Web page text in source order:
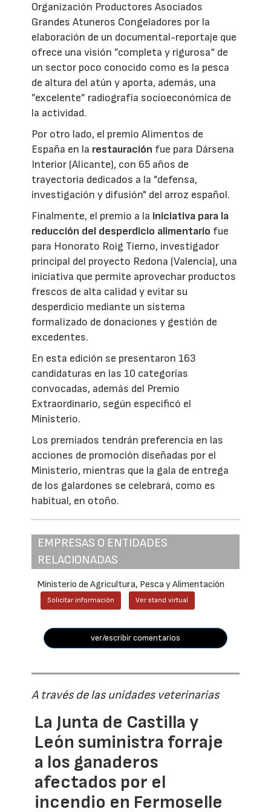
Organización Productores Asociados
Grandes Atuneros Congeladores por la
elaboración de un documental-reportaje que
ofrece una visión ”completa y rigurosa“ de
un sector poco conocido como es la pesca
de altura del atún y aporta, además, una
”excelente” radiografía socioeconómica de
la actividad.
Por otro lado, el premio Alimentos de
España en la restauración fue para Dársena
Interior (Alicante), con 65 años de
trayectoria dedicados a la "defensa,
investigación y difusión" del arroz español.
Finalmente, el premio a la iniciativa para la
reducción del desperdicio alimentario fue
para Honorato Roig Tierno, investigador
principal del proyecto Redona (Valencia), una
iniciativa que permite aprovechar productos
frescos de alta calidad y evitar su
desperdicio mediante un sistema
formalizado de donaciones y gestión de
excedentes.
En esta edición se presentaron 163
candidaturas en las 10 categorías
convocadas, además del Premio
Extraordinario, según especificó el
Ministerio.
Los premiados tendrán preferencia en las
acciones de promoción diseñadas por el
Ministerio, mientras que la gala de entrega
de los galardones se celebrará, como es
habitual, en otoño.
EMPRESAS O ENTIDADES
RELACIONADAS
Ministerio de Agricultura, Pesca y Alimentación
Solicitar información Ver stand virtual
ver/escribir comentarios
A través de las unidades veterinarias
La Junta de Castilla y
León suministra forraje
a los ganaderos
afectados por el
incendio en Fermoselle